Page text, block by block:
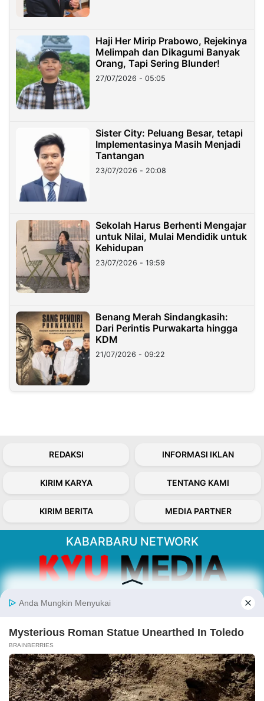
Haji Her Mirip Prabowo, Rejekinya
Melimpah dan Dikagumi Banyak
Orang, Tapi Sering Blunder!
27/07/2026 - 05:05
Sister City: Peluang Besar, tetapi
Implementasinya Masih Menjadi
Tantangan
23/07/2026 - 20:08
Sekolah Harus Berhenti Mengajar
untuk Nilai, Mulai Mendidik untuk
Kehidupan
23/07/2026 - 19:59
Benang Merah Sindangkasih:
Dari Perintis Purwakarta hingga
KDM
21/07/2026 - 09:22
REDAKSI INFORMASI IKLAN
KIRIM KARYA TENTANG KAMI
KIRIM BERITA MEDIA PARTNER
KABARBARU NETWORK
Kabarbaru.co menyajikan berita aktual dan
serta terverifikasi dari sumber yang tepat.
Follow Kabarbaru